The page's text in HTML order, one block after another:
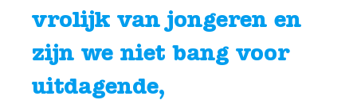
vrolijk van jongeren en
zijn we niet bang voor
uitdagende,